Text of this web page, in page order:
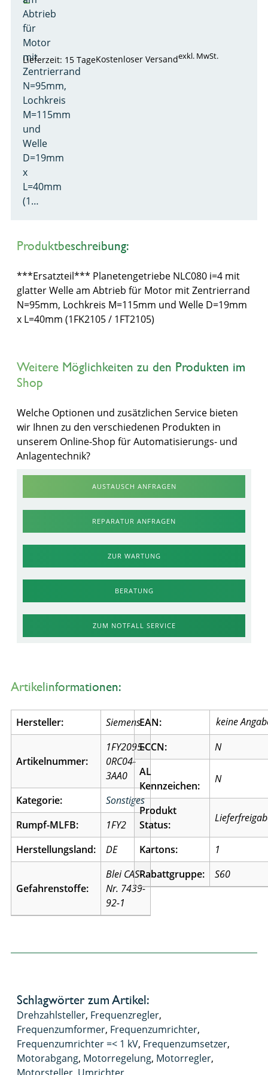
Abtrieb
für
Motor
mit
Zentrierrand
N=95mm,
Lochkreis
M=115mm
und
Welle
D=19mm
x
L=40mm
(1…
Lieferzeit: 15 TageKostenloser Versandexkl. MwSt.
Produktbeschreibung:
***Ersatzteil*** Planetengetriebe NLC080 i=4 mit
glatter Welle am Abtrieb für Motor mit Zentrierrand
N=95mm, Lochkreis M=115mm und Welle D=19mm
x L=40mm (1FK2105 / 1FT2105)
Weitere Möglichkeiten zu den Produkten im
Shop
Welche Optionen und zusätzlichen Service bieten
wir Ihnen zu den verschiedenen Produkten in
unserem Online-Shop für Automatisierungs- und
Anlagentechnik?
AUSTAUSCH ANFRAGEN
REPARATUR ANFRAGEN
ZUR WARTUNG
BERATUNG
ZUM NOTFALL SERVICE
Artikelinformationen:
Hersteller: Siemens
Artikelnummer:
1FY2095-
0RC04-
3AA0
Kategorie:
Sonstiges
Rumpf-MLFB:
1FY2
Herstellungsland:
DE
Gefahrenstoffe:
Blei CAS-
Nr. 7439-
92-1
EAN:
ECCN:
N
AL
Kennzeichen:
N
Produkt
Status:
Kartons:
1
Rabattgruppe:
S60
Schlagwörter zum Artikel:
Drehzahlsteller, Frequenzregler,
Frequenzumformer, Frequenzumrichter,
Frequenzumrichter =< 1 kV, Frequenzumsetzer,
Motorabgang, Motorregelung, Motorregler,